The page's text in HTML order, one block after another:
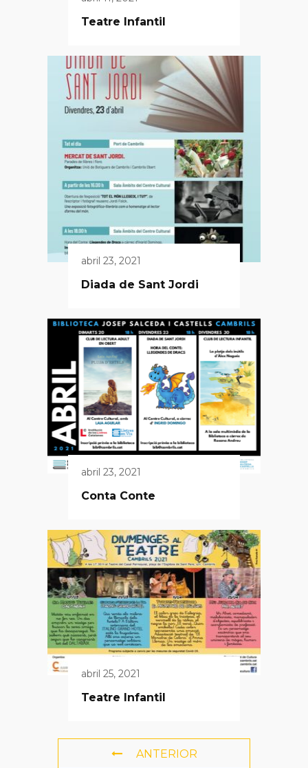
Teatre Infantil
abril 23, 2021
Diada de Sant Jordi
abril 23, 2021
Conta Conte
abril 25, 2021
Teatre Infantil
ANTERIOR